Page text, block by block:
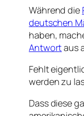
Während die
deutschen
haben,
Antwortaus
Fehlt
werden zu
Dass diese